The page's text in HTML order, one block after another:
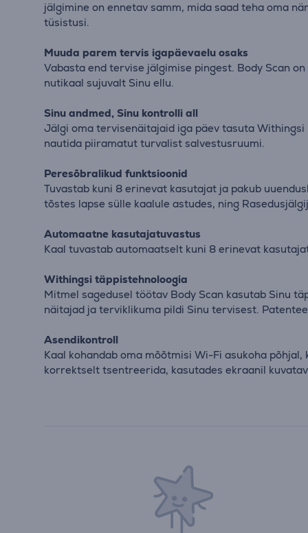
jälgimine on ennetav samm, mida saad teha oma
tüsistusi.
Muuda parem tervis igapäevaelu osaks
Vabasta end tervise jälgimise pingest. Body Scan
nutikaal sujuvalt Sinu ellu.
Sinu andmed, Sinu kontrolli all
Jälgi oma tervisenäitajaid iga päev tasuta
nautida piiramatut turvalist salvestusruumi.
Peresõbralikud funktsioonid
Tuvastab kuni 8 erinevat kasutajat ja pakub
tõstes lapse sülle kaalule astudes, ning
Automaatne kasutajatuvastus
Kaal tuvastab automaatselt kuni 8 erinevat
Withingsi täppistehnoloogia
Mitmel sagedusel töötav Body Scan kasutab Sinu
näitajad ja terviklikuma pildi Sinu tervisest.
Asendikontroll
Kaal kohandab oma mõõtmisi Wi-Fi asukoha
korrektselt tsentreerida, kasutades ekraanil